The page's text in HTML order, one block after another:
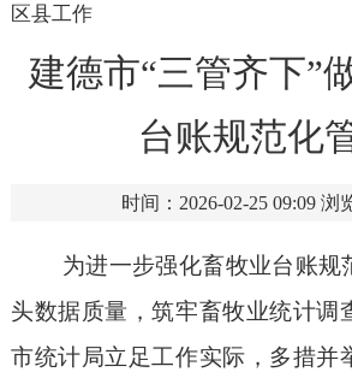
区县工作
建德市“三管齐下”
台账规范化
时间：2026-02-25 09:09 浏
为进一步强化畜牧业台账规
头数据质量，筑牢畜牧业统计调
市统计局立足工作实际，多措并